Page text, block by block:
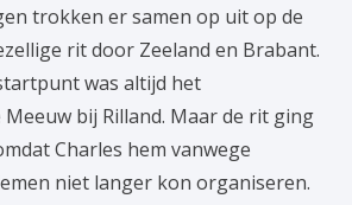
trokken er samen op uit op de
rit door Zeeland en Brabant.
was altijd het
bij Rilland. Maar de rit ging
Charles hem vanwege
niet langer kon organiseren.